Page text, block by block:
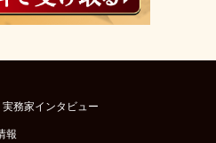
実務家インタビュー
報